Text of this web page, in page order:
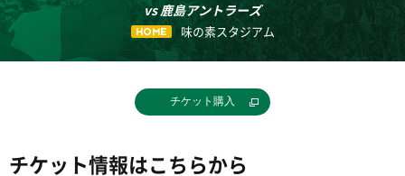
vs 鹿島アントラーズ
HOME 味の素スタジアム
チケット購入
チケット情報はこちらから